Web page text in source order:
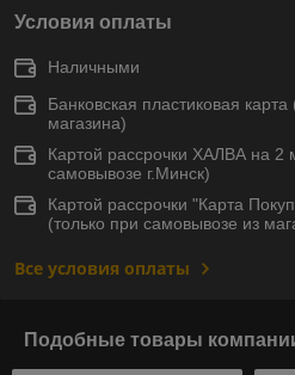
Условия оплаты
Наличными
Банковская пластиковая
магазина)
Картой рассрочки ХАЛВА на 2
самовывозе г.Минск)
Картой рассрочки "Карта
(только при самовывозе из
Все условия оплаты
Подобные товары